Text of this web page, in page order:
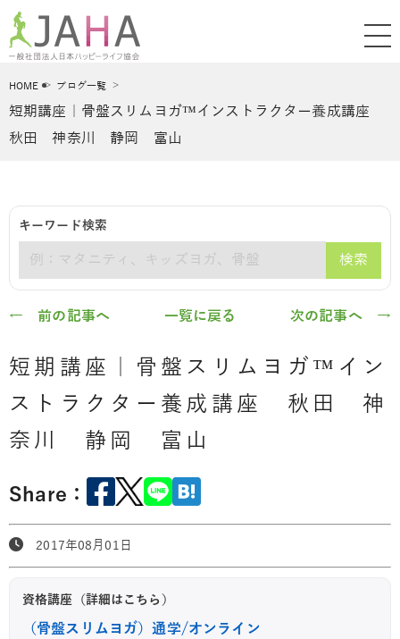
HOME ブログ一覧
短期講座｜骨盤スリムヨガ™インストラクター養成講座
秋田 神奈川 静岡 富山
キーワード検索
検索
← 前の記事へ 一覧に戻る 次の記事へ →
短期講座｜骨盤スリムヨガ™イン
ストラクター養成講座 秋田 神
奈川 静岡 富山
Share：
2017年08月01日
資格講座（詳細はこちら）
（骨盤スリムヨガ）通学/オンライン